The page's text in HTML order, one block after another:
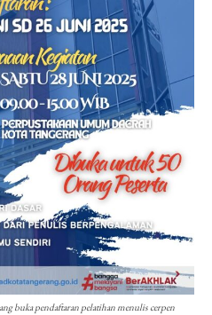
buka pendaftaran pelatihan menulis cerpen